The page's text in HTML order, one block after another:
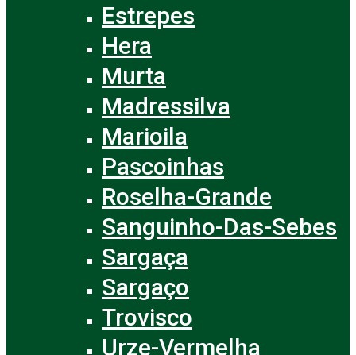
Estrepes
Hera
Murta
Madressilva
Marioila
Pascoinhas
Roselha-Grande
Sanguinho-Das-Sebes
Sargaça
Sargaço
Trovisco
Urze-Vermelha